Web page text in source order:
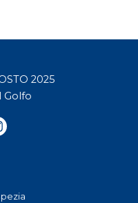
2025
Golfo